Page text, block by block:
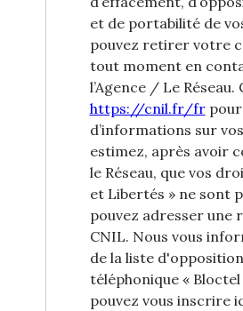
et de portabilité de
pouvez retirer votre
tout moment en
l’Agence / Le
https://cnil.fr/frpour
d’informations sur
estimez, après avoir
le Réseau, que vos
et Libertés » ne sont
pouvez adresser une
CNIL. Nous vous
de la liste
téléphonique « Bloctel
pouvez vous inscrire